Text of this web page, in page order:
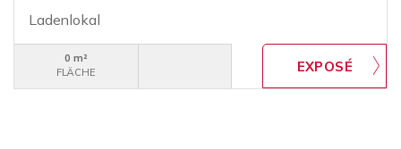
Ladenlokal
0 m²
FLÄCHE